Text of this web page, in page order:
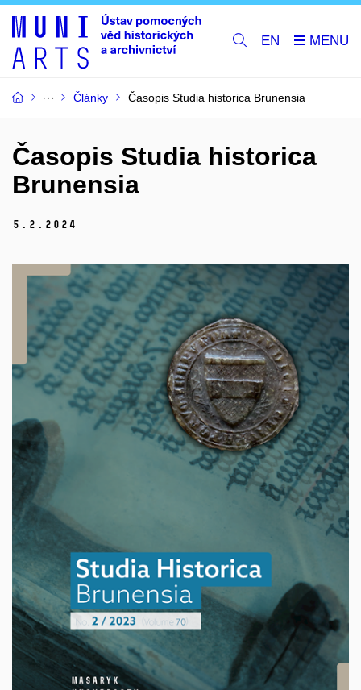
EN
Články Časopis Studia historica Brunensia
Časopis Studia historica
Brunensia
5. 2. 2024